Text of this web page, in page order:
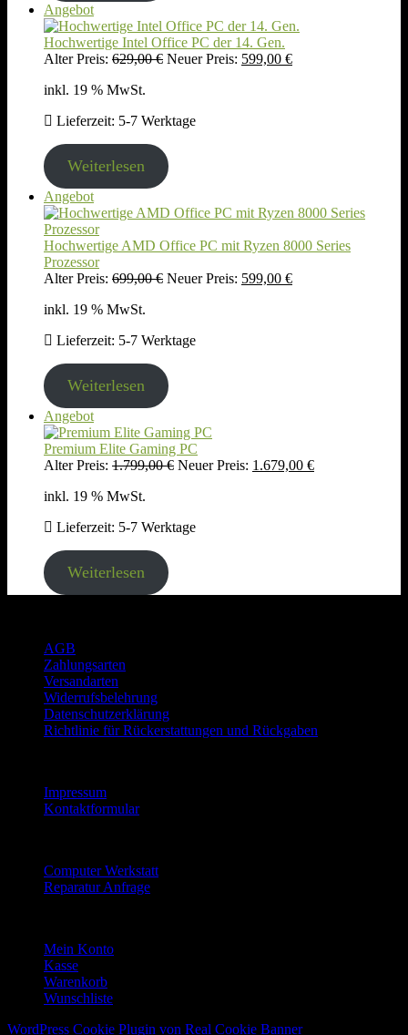
AngebotProdukt
im
Angebot
Hochwertige Intel Office PC der 14. Gen.
Alter Preis: 629,00€ Ursprünglicher
Neuer Preis: 599,00 €Aktueller
inkl. 19 % MwSt.
Lieferzeit: 5-7 Werktage
Weiterlesen
AngebotProdukt
im
Angebot
Hochwertige AMD Office PC mit Ryzen 8000 Series
Prozessor
Alter Preis: 699,00€ Ursprünglicher
Neuer Preis: 599,00 €Aktueller
inkl. 19 % MwSt.
Lieferzeit: 5-7 Werktage
Weiterlesen
AngebotProdukt
im
Angebot
Premium Elite Gaming PC
Alter Preis: 1.799,00€ Ursprünglicher
Neuer Preis: 1.679,00 €Aktueller
inkl. 19 % MwSt.
Lieferzeit: 5-7 Werktage
Weiterlesen
AGB
Zahlungsarten
Versandarten
Widerrufsbelehrung
Datenschutzerklärung
Richtlinie für Rückerstattungen und Rückgaben
Impressum
Kontaktformular
Computer Werkstatt
Reparatur Anfrage
Mein Konto
Kasse
Warenkorb
Wunschliste
WordPress Cookie Plugin von Real Cookie Banner